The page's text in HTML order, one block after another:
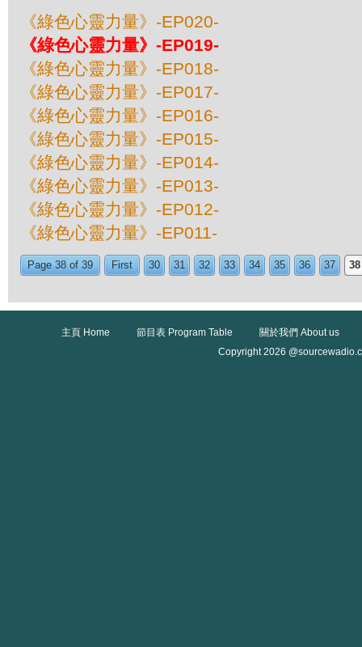
《綠色心靈力量》-EP020-
《綠色心靈力量》-EP019-
《綠色心靈力量》-EP018-
《綠色心靈力量》-EP017-
《綠色心靈力量》-EP016-
《綠色心靈力量》-EP015-
《綠色心靈力量》-EP014-
《綠色心靈力量》-EP013-
《綠色心靈力量》-EP012-
《綠色心靈力量》-EP011-
Page 38 of 39 First 30 31 32 33 34 35 36 37 38
主頁 Home 節目表 Program Table
關於我們 About us
Copyright 2026